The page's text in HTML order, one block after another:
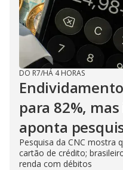
DO R7/HÁ 4 HORAS
para 82%,
aponta
Pesquisa da CNC mostra
cartão de crédito;
renda com débitos